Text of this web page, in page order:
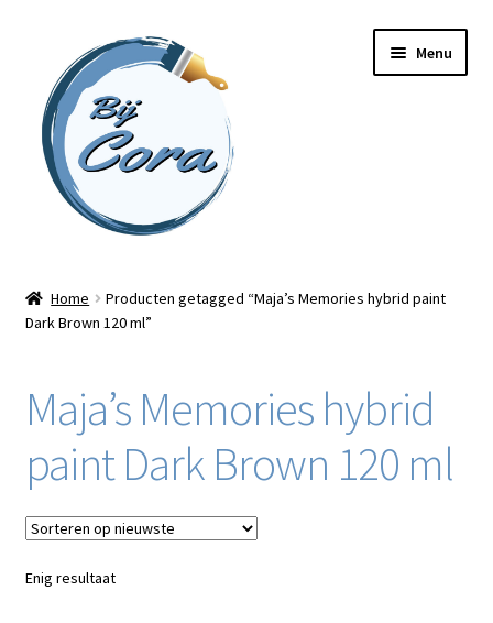
naar
navigatie
inhoud
Menu
Workshops
Home
Producten getagged “Maja’s Memories hybrid paint
Dark Brown 120 ml”
Maja’s Memories hybrid
paint Dark Brown 120 ml
Enig resultaat